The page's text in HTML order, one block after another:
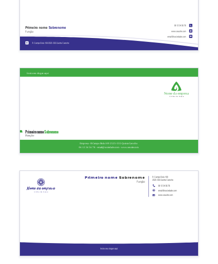
R Campo Bola 109 2525-555 Quinta Carocho
email@sociedade.com
06 12 34 56 78
www.seusite.com
Função
Primeiro nome Sobrenome
06 12 34 56 78 - email@sociedade.com - www.seusite.com
Empresa - R Campo Bola 109 2525-555 Quinta Carocho
Função
Insira seu slogan aqui
Primeiro nomeSobrenome
Nome da empresa
Linha de base
Insira seu slogan aqui
www.seusite.com
Primeiro nome Sobrenome
Função
R Campo Bola 109
2525-555 Quinta Carocho
06 12 34 56 78
email@sociedade.com
Nome da empresa
Linha de base